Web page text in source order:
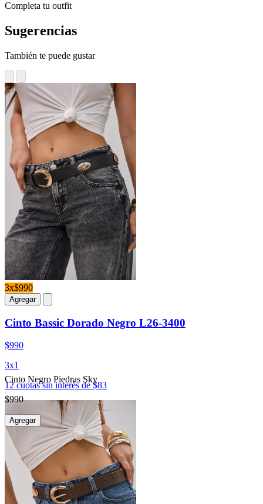
Completa tu outfit
Sugerencias
También te puede gustar
3x$990
Agregar
Cinto Bassic Dorado Negro L26-3400
$990
3x1
12 cuotas sin interés de $83
Cinto Negro Piedras Sky
$990
Agregar